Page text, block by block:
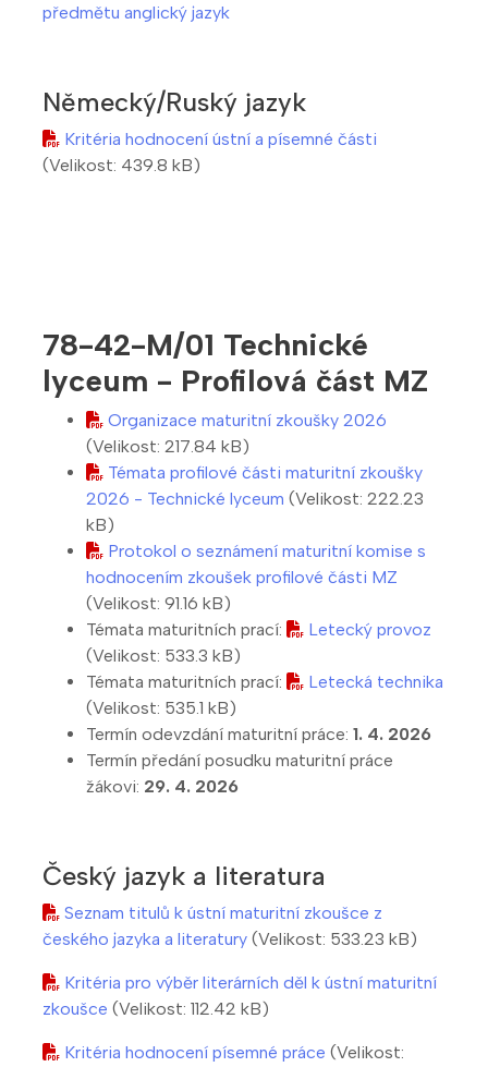
předmětu anglický jazyk
Německý/Ruský jazyk
Kritéria hodnocení ústní a písemné části
(Velikost: 439.8 kB)
78-42-M/01 Technické
lyceum - Profilová část MZ
Organizace maturitní zkoušky 2026
(Velikost: 217.84 kB)
Témata profilové části maturitní zkoušky
2026 - Technické lyceum (Velikost: 222.23
kB)
Protokol o seznámení maturitní komise s
hodnocením zkoušek profilové části MZ
(Velikost: 91.16 kB)
Témata maturitních prací:
Letecký provoz
(Velikost: 533.3 kB)
Témata maturitních prací:
Letecká technika
(Velikost: 535.1 kB)
Termín odevzdání maturitní práce: 1. 4. 2026
Termín předání posudku maturitní práce
žákovi: 29. 4. 2026
Český jazyk a literatura
Seznam titulů k ústní maturitní zkoušce z
českého jazyka a literatury (Velikost: 533.23 kB)
Kritéria pro výběr literárních děl k ústní maturitní
zkoušce (Velikost: 112.42 kB)
Kritéria hodnocení písemné práce (Velikost: